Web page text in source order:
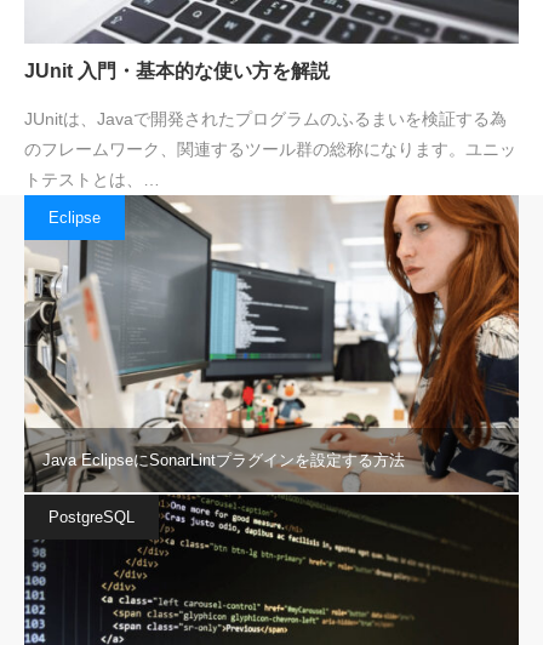
JUnit 入門・基本的な使い方を解説
JUnitは、Javaで開発されたプログラムのふるまいを検証する為
のフレームワーク、関連するツール群の総称になります。ユニッ
トテストとは、…
Eclipse
Java EclipseにSonarLintプラグインを設定する方法
PostgreSQL